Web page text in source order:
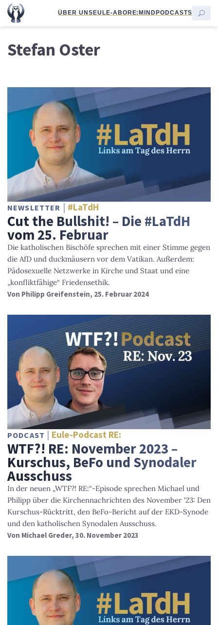
ÜBER UNSEULE-ABORE:MINDPODCASTS
Stefan Oster
NEWSLETTER #LaTdH
Cut the Bullshit! – Die #LaTdH
vom 25. Februar
Die katholischen Bischöfe sprechen mit einer Stimme gegen
die AfD und duckmäusern vor dem Vatikan. Außerdem:
Pädosexuelle Netzwerke in Kirche und Staat und eine
„konfliktfähige“ Friedensethik.
Von Philipp Greifenstein, 25. Februar 2024
PODCAST Eule-Podcast RE:
WTF?! RE: November 2023 –
Kurschus, BeFo und Synodaler
Ausschuss
In der neuen „WTF?! RE:“-Episode sprechen Michael und
Philipp über die Kirchennachrichten des November '23: Den
Kurschus-Rücktritt, den BeFo-Bericht auf der EKD-Synode
und den katholischen Synodalen Ausschuss.
Von Michael Greder, 30. November 2023